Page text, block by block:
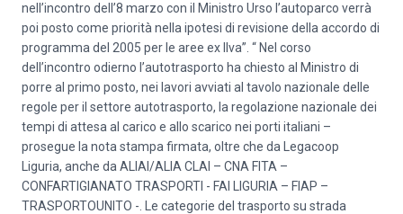
nell’incontro dell’8 marzo con il Ministro Urso l’autoparco verrà
poi posto come priorità nella ipotesi di revisione della accordo di
programma del 2005 per le aree ex Ilva”. “ Nel corso
dell’incontro odierno l’autotrasporto ha chiesto al Ministro di
porre al primo posto, nei lavori avviati al tavolo nazionale delle
regole per il settore autotrasporto, la regolazione nazionale dei
tempi di attesa al carico e allo scarico nei porti italiani –
prosegue la nota stampa firmata, oltre che da Legacoop
Liguria, anche da ALIAI/ALIA CLAI – CNA FITA –
CONFARTIGIANATO TRASPORTI - FAI LIGURIA – FIAP –
TRASPORTOUNITO -. Le categorie del trasporto su strada